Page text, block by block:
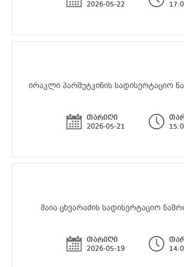
2026-05-22
ირაკლი პარშუტკინის სადისერტაციო
თარიღი
2026-05-21
მაია ცხვარაძის სადისერტაციო
თარიღი
2026-05-19